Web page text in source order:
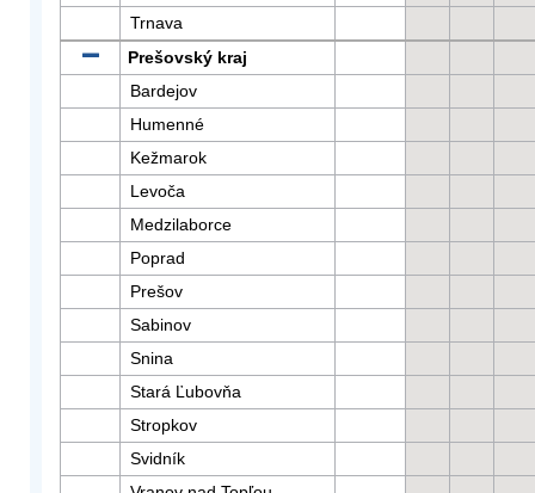
Trnava
Prešovský kraj
Bardejov
Humenné
Kežmarok
Levoča
Medzilaborce
Poprad
Prešov
Sabinov
Snina
Stará Ľubovňa
Stropkov
Svidník